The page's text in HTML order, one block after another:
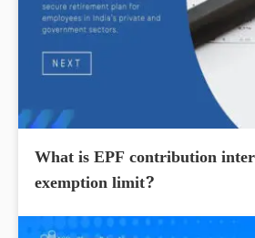
What is EPF contribution
exemption limit?